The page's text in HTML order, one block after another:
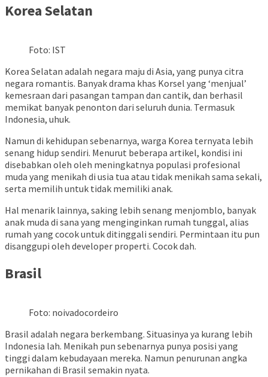
Korea Selatan
Foto: IST
Korea Selatan adalah negara maju di Asia, yang punya citra
negara romantis. Banyak drama khas Korsel yang ‘menjual’
kemesraan dari pasangan tampan dan cantik, dan berhasil
memikat banyak penonton dari seluruh dunia. Termasuk
Indonesia, uhuk.
Namun di kehidupan sebenarnya, warga Korea ternyata lebih
senang hidup sendiri. Menurut beberapa artikel, kondisi ini
disebabkan oleh oleh meningkatnya populasi profesional
muda yang menikah di usia tua atau tidak menikah sama sekali,
serta memilih untuk tidak memiliki anak.
Hal menarik lainnya, saking lebih senang menjomblo, banyak
anak muda di sana yang menginginkan rumah tunggal, alias
rumah yang cocok untuk ditinggali sendiri. Permintaan itu pun
disanggupi oleh developer properti. Cocok dah.
Brasil
Foto: noivadocordeiro
Brasil adalah negara berkembang. Situasinya ya kurang lebih
Indonesia lah. Menikah pun sebenarnya punya posisi yang
tinggi dalam kebudayaan mereka. Namun penurunan angka
pernikahan di Brasil semakin nyata.